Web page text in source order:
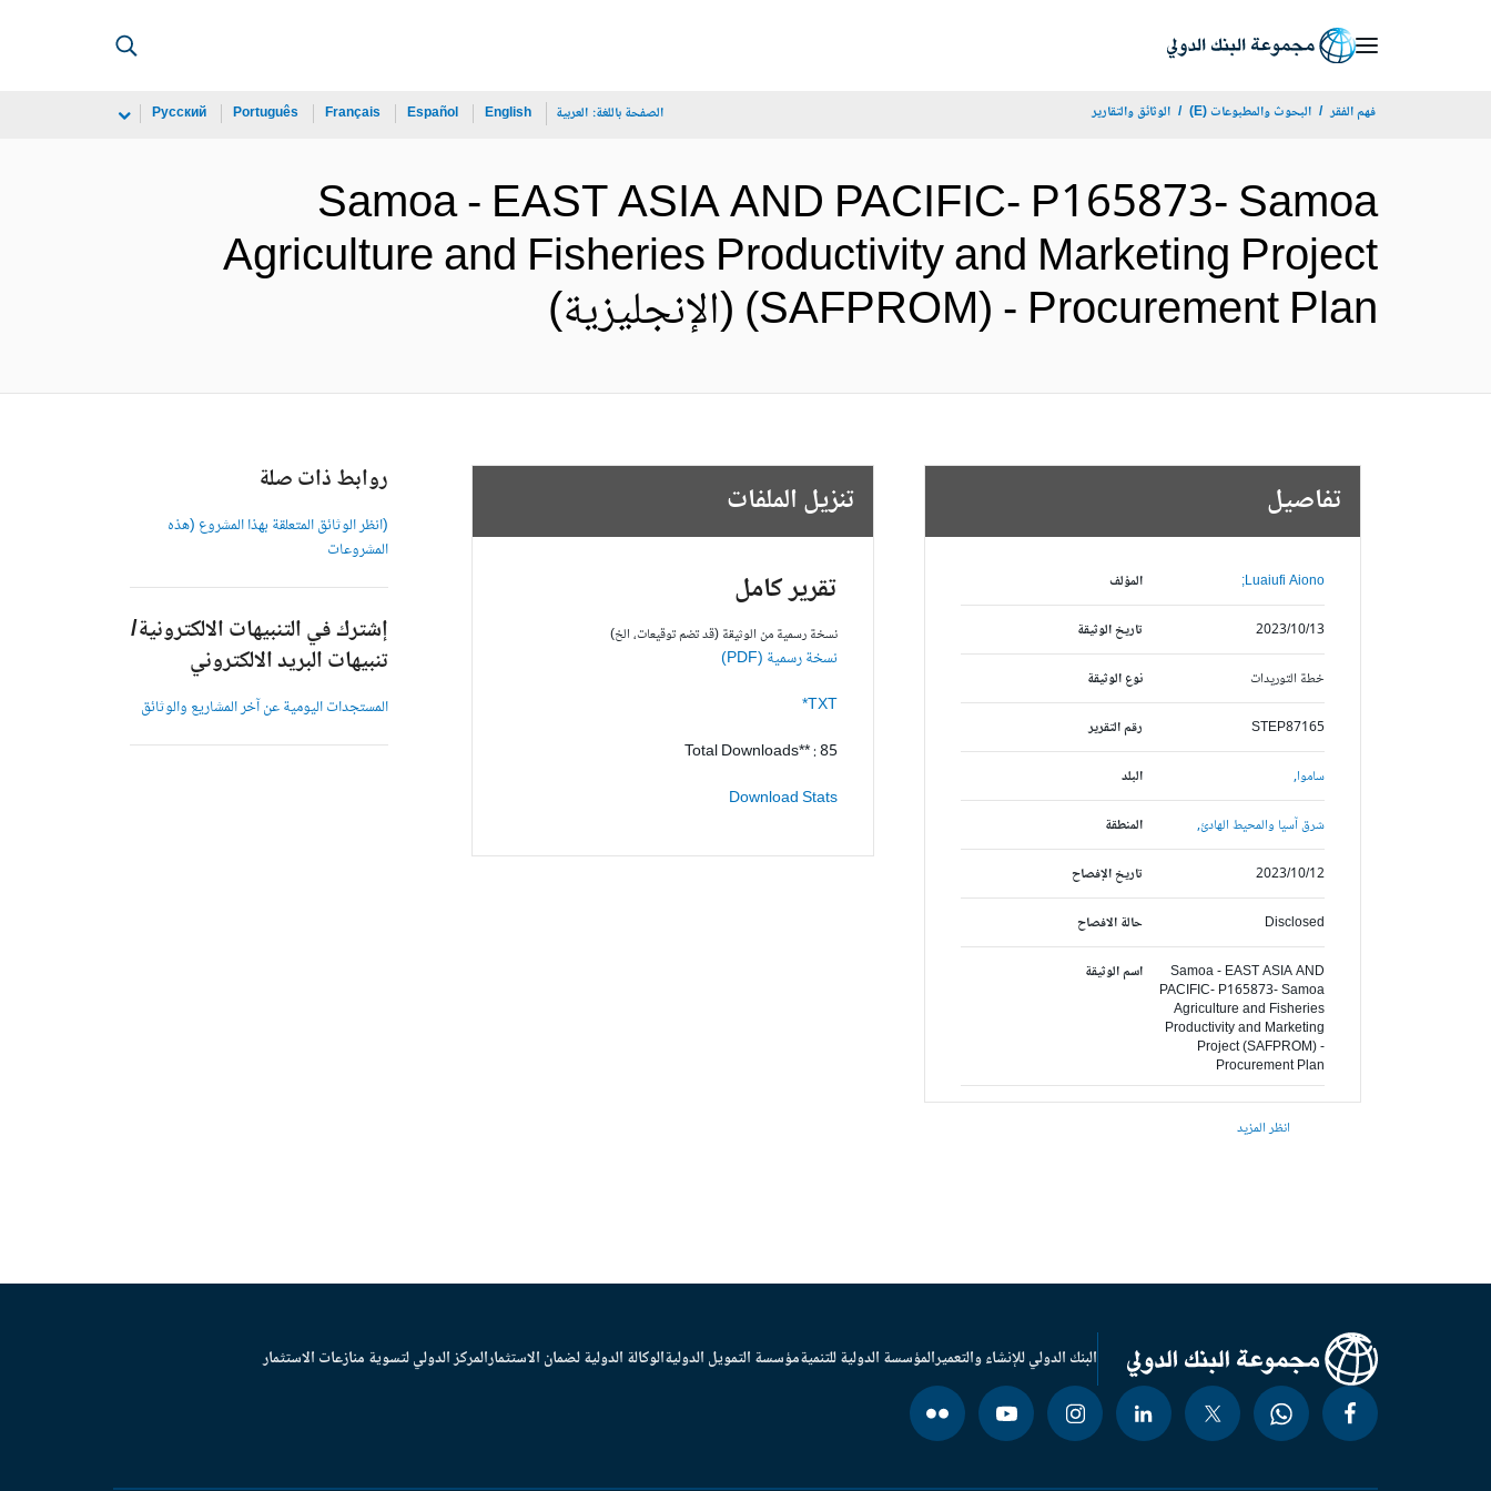
فهم الفقر البحوث والمطبوعات (E) الوثائق والتقارير الصفحة باللغة: العربية English
Español
Français
Português
Русский
Samoa - EAST ASIA AND PACIFIC- P165873- Samoa
Agriculture and Fisheries Productivity and Marketing Project
(SAFPROM) - Procurement Plan (الإنجليزية)
تفاصيل
المؤلف Luaiufi Aiono;
تاريخ الوثيقة 2023/10/13
نوع الوثيقة خطة التوريدات
رقم التقرير STEP87165
البلد ساموا,
المنطقة شرق آسيا والمحيط الهادئ,
تاريخ الإفصاح 2023/10/12
حالة الافصاح Disclosed
اسم الوثيقة
Samoa - EAST ASIA AND
PACIFIC- P165873- Samoa
Agriculture and Fisheries
Productivity and Marketing
Project (SAFPROM) -
Procurement Plan
انظر المزيد
تنزيل الملفات
تقرير كامل
نسخة رسمية من الوثيقة (قد تضم توقيعات، الخ)
نسخة رسمية (PDF)
TXT*
Total Downloads** : 85
Download Stats
روابط ذات صلة
(انظر الوثائق المتعلقة بهذا المشروع (هذه
المشروعات
إشترك في التنبيهات الالكترونية/
تنبيهات البريد الالكتروني
المستجدات اليومية عن آخر المشاريع والوثائق
البنك الدولي للإنشاء والتعميرالمؤسسة الدولية للتنميةمؤسسة التمويل الدوليةالوكالة الدولية لضمان الاستثمارالمركز الدولي لتسوية منازعات الاستثمار